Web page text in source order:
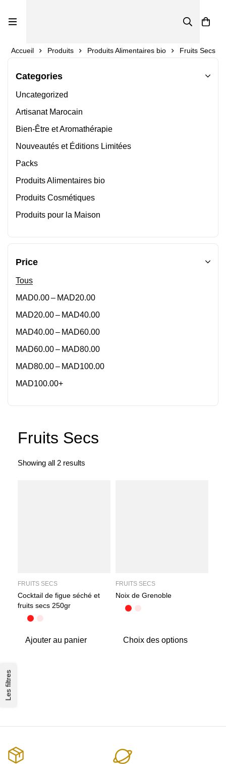
Accueil Produits Produits Alimentaires bio Fruits Secs
Categories
Uncategorized
Artisanat Marocain
Bien-Être et Aromathérapie
Nouveautés et Éditions Limitées
Packs
Produits Alimentaires bio
Produits Cosmétiques
Produits pour la Maison
Price
Tous
MAD0.00– MAD20.00
MAD20.00– MAD40.00
MAD40.00– MAD60.00
MAD60.00– MAD80.00
MAD80.00– MAD100.00
MAD100.00+
Les filtres
Fruits Secs
Showing all 2 results
FRUITS SECS
Cocktail de figue séché et
fruits secs 250gr
Ajouter au panier
FRUITS SECS
Noix de Grenoble
Choix des options